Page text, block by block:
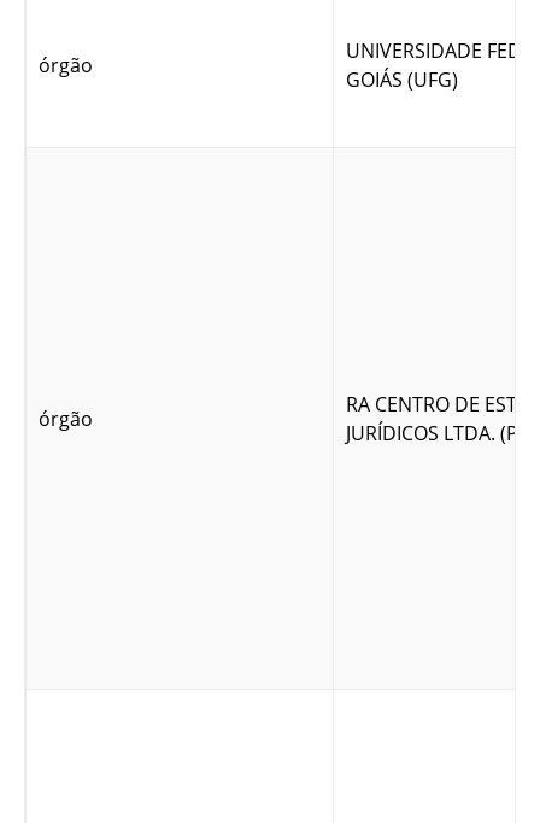
órgão
UNIVERSIDADE
GOIÁS (UFG)
órgão
RA CENTRO DE
JURÍDICOS LTDA.